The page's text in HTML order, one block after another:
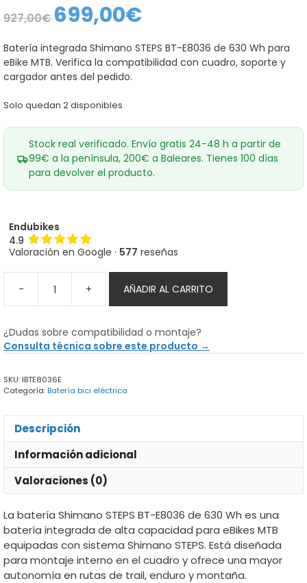
927,00€
El
precio
927,00€.
699,00€El
precio
es:
699,00€.
Batería integrada Shimano STEPS BT-E8036 de 630 Wh para
eBike MTB. Verifica la compatibilidad con cuadro, soporte y
cargador antes del pedido.
Solo quedan 2 disponibles
Stock real verificado. Envío gratis 24-48 h a partir de
99€ a la península, 200€ a Baleares. Tienes 100 días
para devolver el producto.
Endubikes
4.9
Valoración en Google · 577 reseñas
-
Batería
Shimano
BT-
E8036
MTB
+ AÑADIR AL CARRITO
¿Dudas sobre compatibilidad o montaje?
Consulta técnica sobre este producto →
SKU: IBTE8036E
Categoría:Batería bici eléctrica
Descripción
Información adicional
Valoraciones (0)
La batería Shimano STEPS BT-E8036 de 630 Wh es una
batería integrada de alta capacidad para eBikes MTB
equipadas con sistema Shimano STEPS. Está diseñada
para montaje interno en el cuadro y ofrece una mayor
autonomía en rutas de trail, enduro y montaña.